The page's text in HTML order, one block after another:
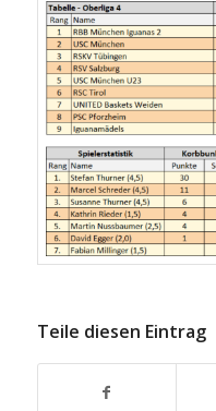
Teile diesen Eintrag